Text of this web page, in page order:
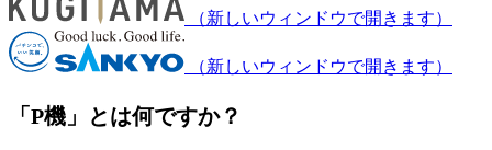
（新しいウィンドウで開きます）
（新しいウィンドウで開きます）
「P機」とは何ですか？